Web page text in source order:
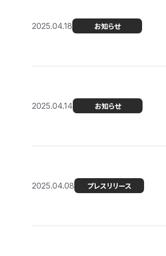
2025.04.18 お知らせ
2025.04.14 お知らせ
2025.04.08 プレスリリース